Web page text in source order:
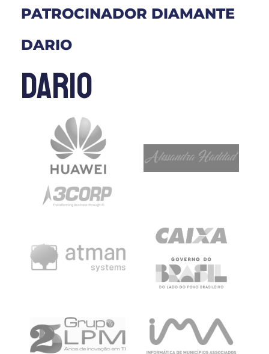
PATROCINADOR DIAMANTE
DARIO
dario